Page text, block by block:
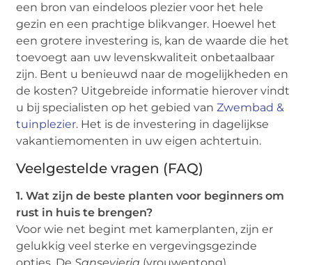
een bron van eindeloos plezier voor het hele
gezin en een prachtige blikvanger. Hoewel het
een grotere investering is, kan de waarde die het
toevoegt aan uw levenskwaliteit onbetaalbaar
zijn. Bent u benieuwd naar de mogelijkheden en
de kosten? Uitgebreide informatie hierover vindt
u bij specialisten op het gebied vanZwembad &
tuinplezier. Het is de investering in dagelijkse
vakantiemomenten in uw eigen achtertuin.
Veelgestelde vragen (FAQ)
1. Wat zijn de beste planten voor beginners om
rust in huis te brengen?
Voor wie net begint met kamerplanten, zijn er
gelukkig veel sterke en vergevingsgezinde